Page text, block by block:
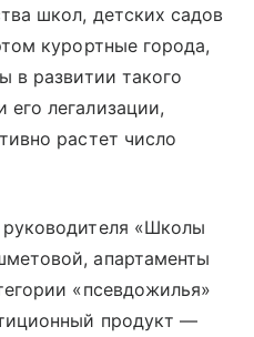
школ, детских садов
курортные города,
в развитии такого
легализации,
растет число
«Школы
апартаменты
«псевдожилья»
продукт —